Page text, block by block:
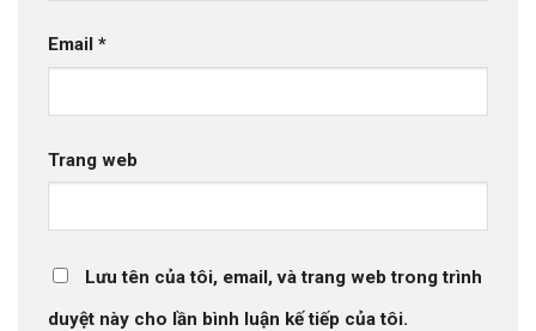
Email *
Trang web
Lưu tên của tôi, email, và trang web trong trình
duyệt này cho lần bình luận kế tiếp của tôi.